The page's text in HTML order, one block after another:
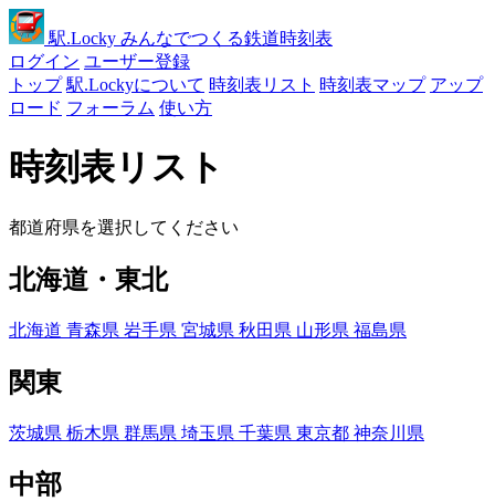
駅.Locky みんなでつくる鉄道時刻表
ログイン ユーザー登録
トップ 駅.Lockyについて 時刻表リスト 時刻表マップ アップ
ロード フォーラム 使い方
時刻表リスト
都道府県を選択してください
北海道・東北
北海道 青森県 岩手県 宮城県 秋田県 山形県 福島県
関東
茨城県 栃木県 群馬県 埼玉県 千葉県 東京都 神奈川県
中部